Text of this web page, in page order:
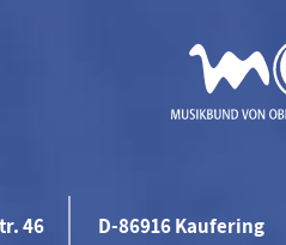
46 D-86916 Kaufering